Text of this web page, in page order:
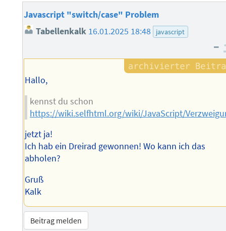
Javascript "switch/case" Problem
Tabellenkalk 16.01.2025 18:48 javascript
–
Hallo,
kennst du schon
https://wiki.selfhtml.org/wiki/JavaScript/
jetzt ja!
Ich hab ein Dreirad gewonnen! Wo kann ich das
abholen?
Gruß
Kalk
Beitrag melden